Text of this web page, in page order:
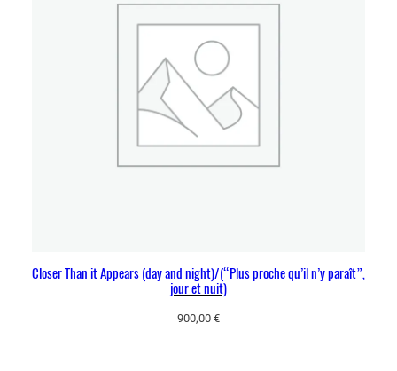
Closer Than it Appears (day and night)/(“Plus proche qu’il n’y paraît”,
jour et nuit)
900,00 €